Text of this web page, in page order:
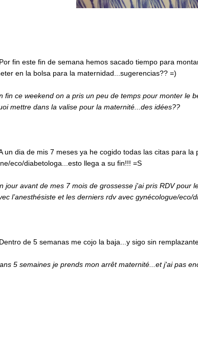
fin este fin de semana hemos sacado tiempo para
en la bolsa para la maternidad...sugerencias?? =)
fin ce weekend on a pris un peu de temps pour monter le
mettre dans la valise pour la maternité...des idées??
un dia de mis 7 meses ya he cogido todas las citas para
eco/diabetologa...esto llega a su fin!!! =S
jour avant de mes 7 mois de grossesse j'ai pris RDV
l’anesthésiste et les derniers rdv avec gynécologue/eco/
de 5 semanas me cojo la baja...y sigo sin
5 semaines je prends mon arrêt maternité...et j'ai pas